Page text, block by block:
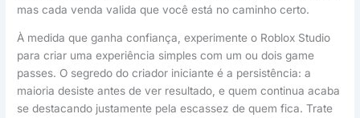
mas cada venda valida que você está no caminho certo.
À medida que ganha confiança, experimente o Roblox Studio
para criar uma experiência simples com um ou dois game
passes. O segredo do criador iniciante é a persistência: a
maioria desiste antes de ver resultado, e quem continua acaba
se destacando justamente pela escassez de quem fica. Trate